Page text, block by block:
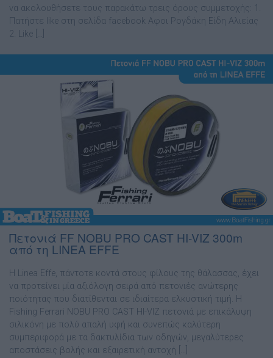
να ακολουθήσετε τους παρακάτω τρεις όρους συμμετοχής: 1.
Πατήστε like στη σελίδα facebook Αφοι Ρογδάκη Είδη Αλιείας
2. Like […]
Πετονιά FF NOBU PRO CAST HI-VIZ 300m
από τη LINEA EFFE
Η Linea Effe, πάντοτε κοντά στους φίλους της θάλασσας, έχει
να προτείνει μία αξιόλογη σειρά από πετονιές ανώτερης
ποιότητας που διατίθενται σε ιδιαίτερα ελκυστική τιμή. Η
Fishing Ferrari NOBU PRO CAST HI-VIZ πετονιά με επικάλυψη
σιλικόνη με πολύ απαλή υφή και συνεπώς καλύτερη
συμπεριφορά με τα δακτυλίδια των οδηγών, μεγαλύτερες
αποστάσεις βολής και εξαιρετική αντοχή […]